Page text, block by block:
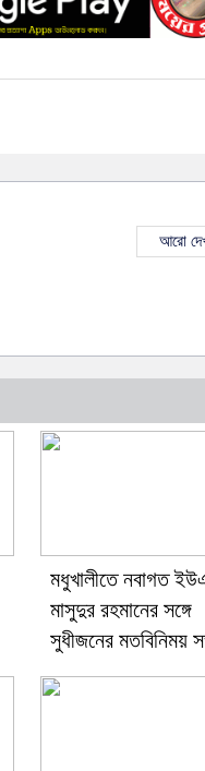
আরো
মধুখালীতে নবাগত
মাসুদুর রহমানের সঙ্গে
সুধীজনের মতবিনিময়